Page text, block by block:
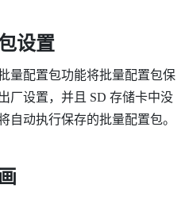
设置
量配置包功能将批量配置包保
厂设置，并且 SD 存储卡中没
自动执行保存的批量配置包。